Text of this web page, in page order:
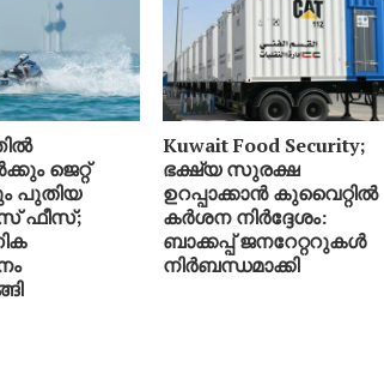
ജെറ്റ്
പുതിയ
ഫീസ്;
Kuwait Food Security;
ഭക്ഷ്യ സുരക്ഷ
ഉറപ്പാക്കാൻ കുവൈറ്റിൽ
കർശന നിർദ്ദേശം:
ബാക്കപ്പ് ജനറേറ്ററുകൾ
നിർബന്ധമാക്കി